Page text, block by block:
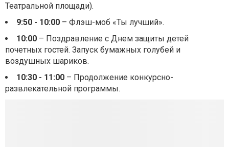
Театральной площади).
9:50 - 10:00 – Флэш-моб «Ты лучший».
10:00 – Поздравление с Днем защиты детей
почетных гостей. Запуск бумажных голубей и
воздушных шариков.
10:30 - 11:00 – Продолжение конкурсно-
развлекательной программы.